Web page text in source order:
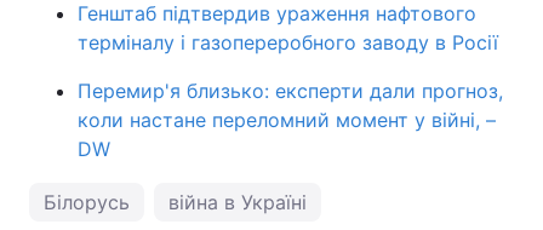
Генштаб підтвердив ураження нафтового
терміналу і газопереробного заводу в Росії
Перемир'я близько: експерти дали прогноз,
коли настане переломний момент у війні, –
DW
Білорусь війна в Україні